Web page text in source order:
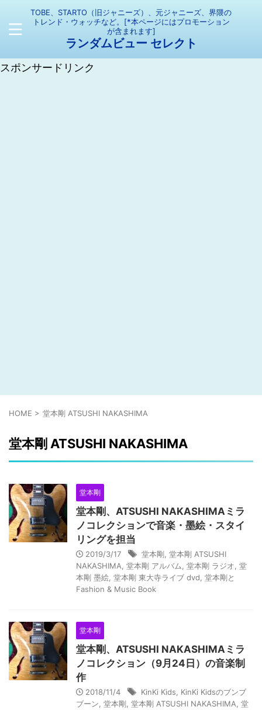
TOBE、STARTO（旧ジャニーズ）、元ジャニーズ、界隈の
トレンド・ウォッチなど。[*本ページにはプロモーション
が含まれます]
ランダムビュー セレクト
スポンサードリンク
HOME > 堂本剛 ATSUSHI NAKASHIMA
堂本剛 ATSUSHI NAKASHIMA
堂本剛
堂本剛、ATSUSHI NAKASHIMAミラ
ノコレクションで音楽・墨絵・スタイ
リングを担当
2019/3/17 堂本剛 堂本剛 ATSUSHI
NAKASHIMA 堂本剛 アルバム 堂本剛 ラジオ 堂
本剛 墨絵 堂本剛 東大寺ライブ dvd 堂本剛と
Fashion & Music Book
堂本剛
堂本剛、ATSUSHI NAKASHIMAミラ
ノコレクション（9月24日）の音楽制
作
2018/11/4 KinKi Kids
KinKi Kidsのブンブ
ブーン 堂本剛 堂本剛 ATSUSHI NAKASHIMA 堂